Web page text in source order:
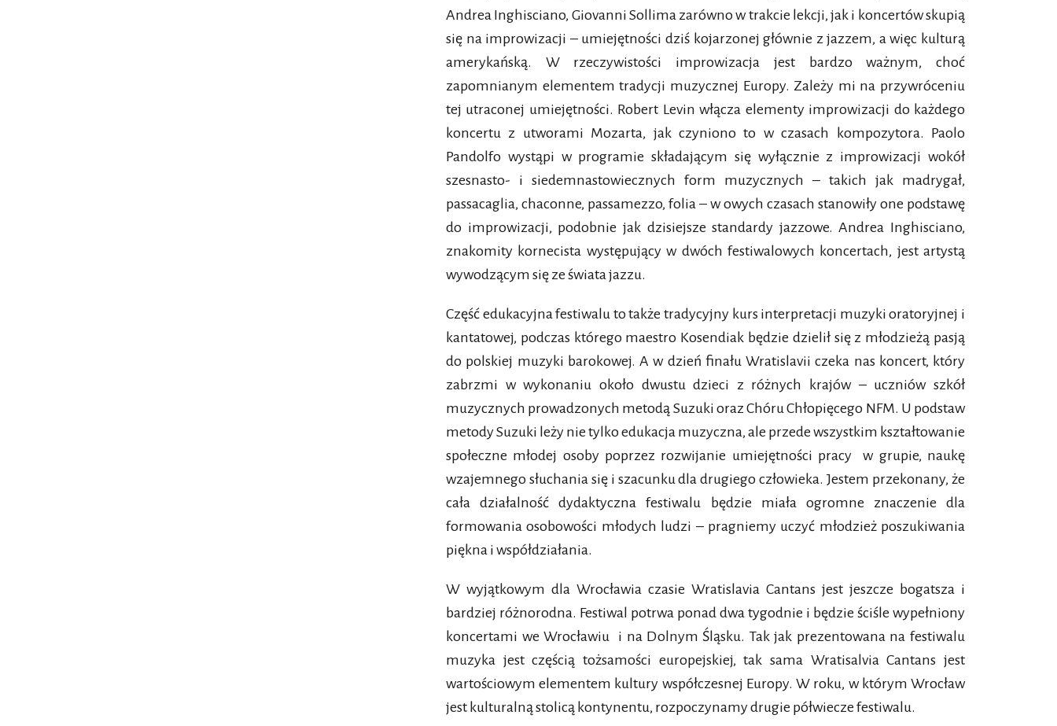
Andrea Inghisciano, Giovanni Sollima zarówno w trakcie lekcji, jak i koncertów skupią
się na improwizacji – umiejętności dziś kojarzonej głównie z jazzem, a więc kulturą
amerykańską. W rzeczywistości improwizacja jest bardzo ważnym, choć
zapomnianym elementem tradycji muzycznej Europy. Zależy mi na przywróceniu
tej utraconej umiejętności. Robert Levin włącza elementy improwizacji do każdego
koncertu z utworami Mozarta, jak czyniono to w czasach kompozytora. Paolo
Pandolfo wystąpi w programie składającym się wyłącznie z improwizacji wokół
szesnasto- i siedemnastowiecznych form muzycznych – takich jak madrygał,
passacaglia, chaconne, passamezzo, folia – w owych czasach stanowiły one podstawę
do improwizacji, podobnie jak dzisiejsze standardy jazzowe. Andrea Inghisciano,
znakomity kornecista występujący w dwóch festiwalowych koncertach, jest artystą
wywodzącym się ze świata jazzu.
Część edukacyjna festiwalu to także tradycyjny kurs interpretacji muzyki oratoryjnej i
kantatowej, podczas którego maestro Kosendiak będzie dzielił się z młodzieżą pasją
do polskiej muzyki barokowej. A w dzień finału Wratislavii czeka nas koncert, który
zabrzmi w wykonaniu około dwustu dzieci z różnych krajów – uczniów szkół
muzycznych prowadzonych metodą Suzuki oraz Chóru Chłopięcego NFM. U podstaw
metody Suzuki leży nie tylko edukacja muzyczna, ale przede wszystkim kształtowanie
społeczne młodej osoby poprzez rozwijanie umiejętności pracy w grupie, naukę
wzajemnego słuchania się i szacunku dla drugiego człowieka. Jestem przekonany, że
cała działalność dydaktyczna festiwalu będzie miała ogromne znaczenie dla
formowania osobowości młodych ludzi – pragniemy uczyć młodzież poszukiwania
piękna i współdziałania.
W wyjątkowym dla Wrocławia czasie Wratislavia Cantans jest jeszcze bogatsza i
bardziej różnorodna. Festiwal potrwa ponad dwa tygodnie i będzie ściśle wypełniony
koncertami we Wrocławiu i na Dolnym Śląsku. Tak jak prezentowana na festiwalu
muzyka jest częścią tożsamości europejskiej, tak sama Wratisalvia Cantans jest
wartościowym elementem kultury współczesnej Europy. W roku, w którym Wrocław
jest kulturalną stolicą kontynentu, rozpoczynamy drugie półwiecze festiwalu.